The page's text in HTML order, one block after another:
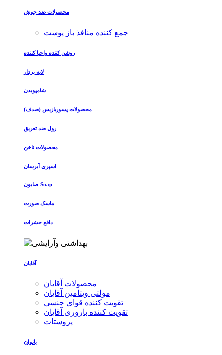
محصولات ضد جوش
جمع کننده منافذ باز پوست
روشن کننده واحیا کننده
لایه بردار
شامپوبدن
محصولات پسوریازیس (صدف)
رول ضد تعریق
محصولات ناخن
اسپری آبرسان
صابون-Soap
ماسک صورت
دافع حشرات
آقایان
محصولات آقایان
مولتی ویتامین آقایان
تقویت کننده قوای جنسی
تقویت کننده باروری آقایان
پروستات
بانوان